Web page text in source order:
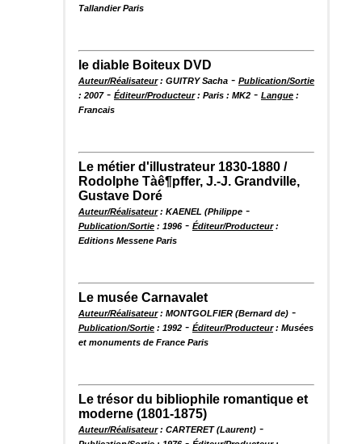
Tallandier Paris
le diable Boiteux DVD
Auteur/Réalisateur: GUITRY Sacha - Publication/Sortie
: 2007- Éditeur/Producteur: Paris : MK2 - Langue :
Francais
Le métier d'illustrateur 1830-1880 /
Rodolphe Tàê¶pffer, J.-J. Grandville,
Gustave Doré
Auteur/Réalisateur: KAENEL (Philippe -
Publication/Sortie : 1996 - Éditeur/Producteur:
Editions Messene Paris
Le musée Carnavalet
Auteur/Réalisateur: MONTGOLFIER (Bernard de) -
Publication/Sortie : 1992 - Éditeur/Producteur: Musées
et monuments de France Paris
Le trésor du bibliophile romantique et
moderne (1801-1875)
Auteur/Réalisateur: CARTERET (Laurent) -